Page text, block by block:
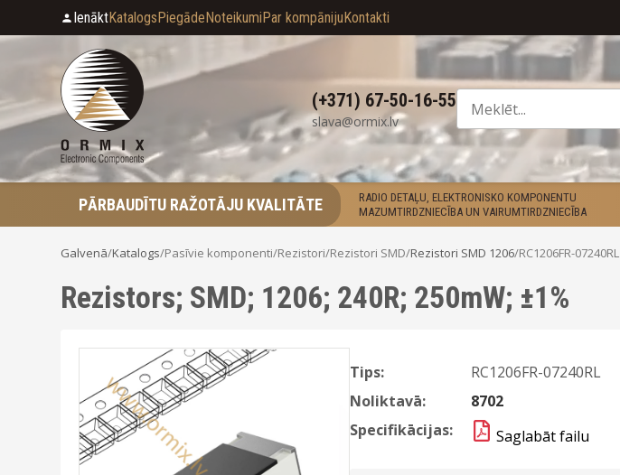
IenāktKatalogsPiegādeNoteikumiPar kompānijuKontakti
(+371) 67-50-16-55
slava@ormix.lv
PĀRBAUDĪTU RAŽOTĀJU KVALITĀTE
RADIO DETAĻU, ELEKTRONISKO KOMPONENTU
MAZUMTIRDZNIECĪBA UN VAIRUMTIRDZNIECĪBA
Galvenā/Katalogs/Pasīvie komponenti/Rezistori/Rezistori SMD/Rezistori SMD 1206/RC1206FR-07240RL
Rezistors; SMD; 1206; 240R; 250mW; ±1%
Tips:
RC1206FR-07240RL
Noliktavā:
8702
Specifikācijas:
Saglabāt failu